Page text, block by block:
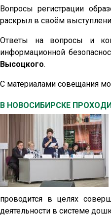
Вопросы регистрации
раскрыл в своём
Ответы на вопросы и
информационной
Высоцкого.
С материалами совещания
В НОВОСИБИРСКЕ
проводится в целях
деятельности в системе